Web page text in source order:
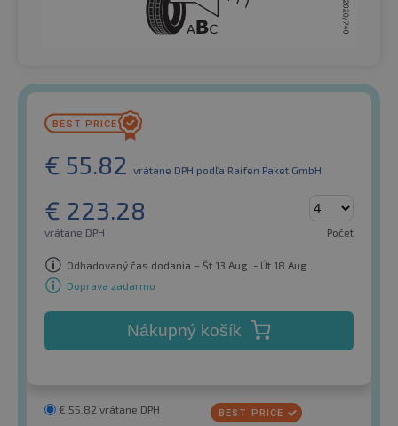
€ 55.82 vrátane DPH podľa Raifen Paket GmbH
€ 223.28
vrátane DPH Počet
Odhadovaný čas dodania – Št 13 Aug. - Út 18 Aug.
Doprava zadarmo
Nákupný košík
€ 55.82 vrátane DPH